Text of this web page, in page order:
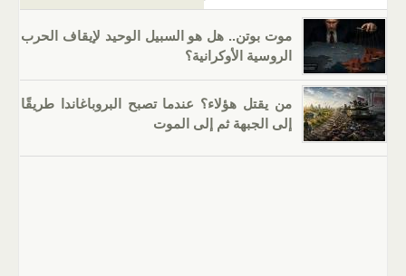
موت بوتن.. هل هو السبيل الوحيد لإيقاف الحرب
الروسية الأوكرانية؟
من يقتل هؤلاء؟ عندما تصبح البروباغاندا طريقًا
إلى الجبهة ثم إلى الموت